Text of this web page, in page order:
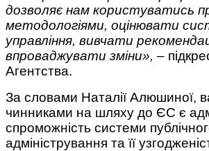
дозволяє нам користуватись
методологіями, оцінювати
управління, вивчати
впроваджувати зміни», –
Агентства.
За словами Наталії Алюшиної,
чинниками на шляху до ЄС є
спроможність системи
адміністрування та її